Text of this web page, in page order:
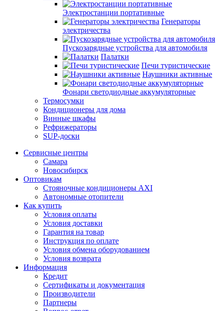
Электростанции портативные
Генераторы
электричества
Пускозарядные устройства для автомобиля
Палатки
Печи туристические
Наушники активные
Фонари светодиодные аккумуляторные
Термосумки
Кондиционеры для дома
Винные шкафы
Рефрижераторы
SUP-доски
Сервисные центры
Самара
Новосибирск
Оптовикам
Стояночные кондиционеры AXI
Автономные отопители
Как купить
Условия оплаты
Условия доставки
Гарантия на товар
Инструкция по оплате
Условия обмена оборудованием
Условия возврата
Информация
Кредит
Сертификаты и документация
Производители
Партнеры